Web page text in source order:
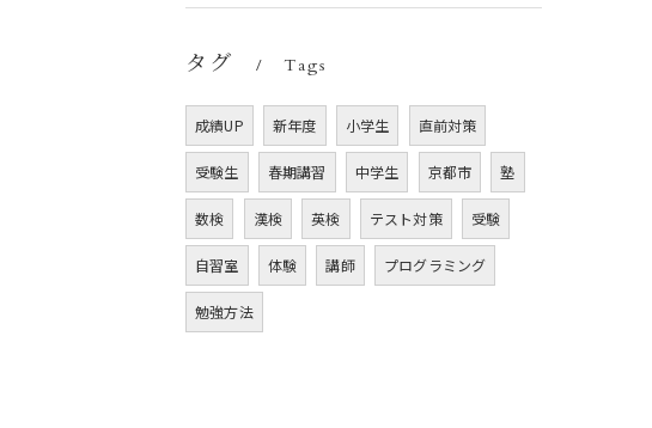
タグ Tags
成績UP 新年度 小学生 直前対策
受験生 春期講習 中学生 京都市 塾
数検 漢検 英検 テスト対策 受験
自習室 体験 講師 プログラミング
勉強方法